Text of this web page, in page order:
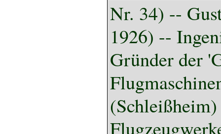
Nr. 34) --
1926) --
Gründer der